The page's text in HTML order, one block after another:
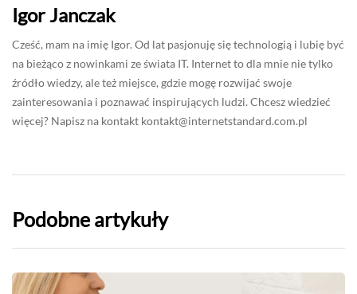
Igor Janczak
Cześć, mam na imię Igor. Od lat pasjonuję się technologią i lubię być
na bieżąco z nowinkami ze świata IT. Internet to dla mnie nie tylko
źródło wiedzy, ale też miejsce, gdzie mogę rozwijać swoje
zainteresowania i poznawać inspirujących ludzi. Chcesz wiedzieć
więcej? Napisz na kontakt kontakt@internetstandard.com.pl
Podobne artykuły